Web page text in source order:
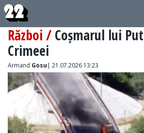
Război / Coșmarul lui
Crimeei
Armand Gosu | 21.07.2026 13:23